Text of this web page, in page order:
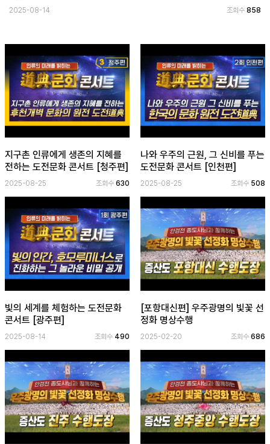
2025-08-14 조회수 858
지구촌 인류에게 생존의 지혜를
전하는 도전문화 콘서트 [청주편]
2025-08-25 조회수630
나와 우주의 근원, 그 신비를 푸는
도전문화 콘서트 [인천편]
2025-08-25 조회수 508
빛의 세계를 체험하는 도전문화
콘서트 [광주편]
2025-08-14 조회수 490
[포항대신편] 우주광명의 빛꽃 선
정화 명상수행
2025-02-20 조회수 686